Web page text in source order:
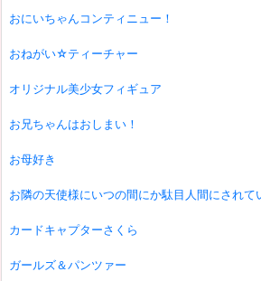
おにいちゃんコンティニュー！
おねがい☆ティーチャー
オリジナル美少女フィギュア
お兄ちゃんはおしまい！
お母好き
お隣の天使様にいつの間にか駄目人間にされて
カードキャプターさくら
ガールズ＆パンツァー